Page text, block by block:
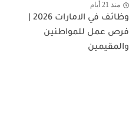
منذ 21 أيام
فرص عمل للمواطنين
والمقيمين